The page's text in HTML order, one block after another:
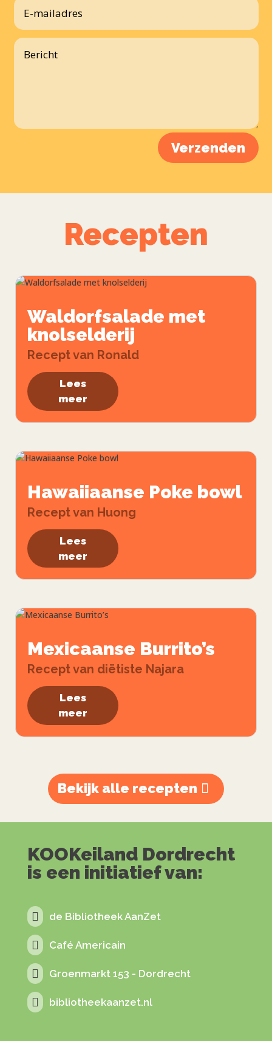
Verzenden
Recepten
Waldorfsalade met
knolselderij
Recept van Ronald
Lees
meer
Hawaiiaanse Poke bowl
Recept van Huong
Lees
meer
Mexicaanse Burrito’s
Recept van diëtiste Najara
Lees
meer
Bekijk alle recepten
KOOKeiland Dordrecht
is een initiatief van:
 de Bibliotheek AanZet
 Café Americain
 Groenmarkt 153 - Dordrecht
 bibliotheekaanzet.nl